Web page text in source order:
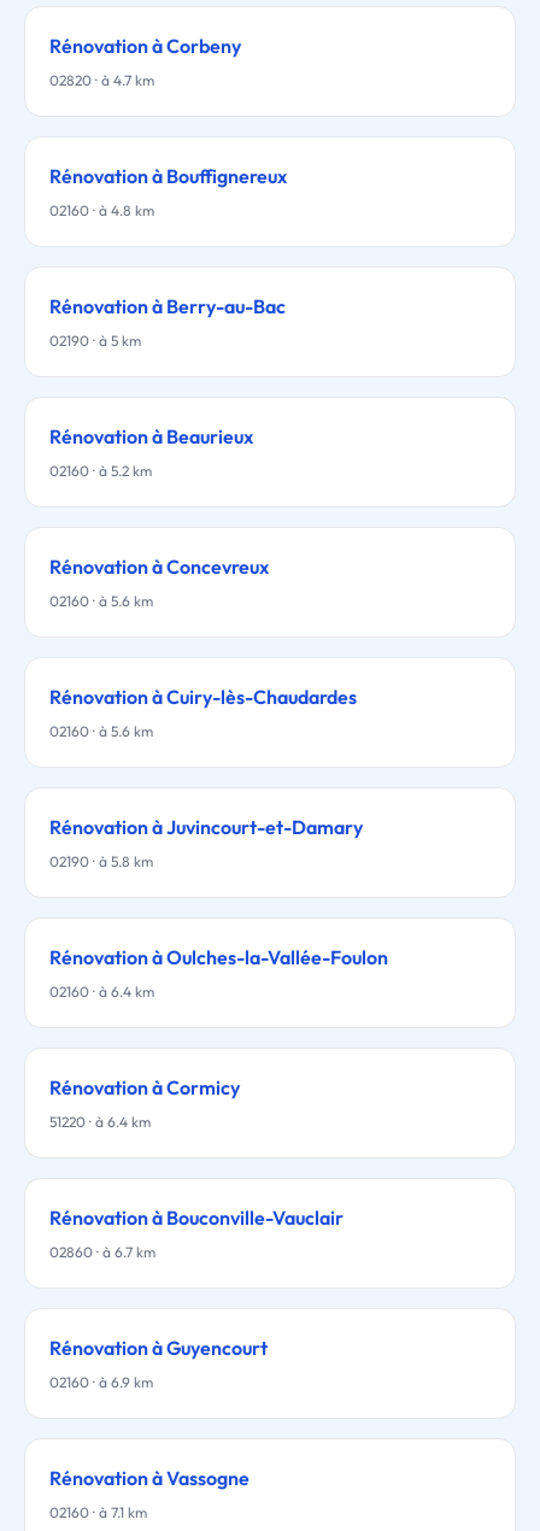
Rénovation à Corbeny
02820 · à 4.7 km
Rénovation à Bouffignereux
02160 · à 4.8 km
Rénovation à Berry-au-Bac
02190 · à 5 km
Rénovation à Beaurieux
02160 · à 5.2 km
Rénovation à Concevreux
02160 · à 5.6 km
Rénovation à Cuiry-lès-Chaudardes
02160 · à 5.6 km
Rénovation à Juvincourt-et-Damary
02190 · à 5.8 km
Rénovation à Oulches-la-Vallée-Foulon
02160 · à 6.4 km
Rénovation à Cormicy
51220 · à 6.4 km
Rénovation à Bouconville-Vauclair
02860 · à 6.7 km
Rénovation à Guyencourt
02160 · à 6.9 km
Rénovation à Vassogne
02160 · à 7.1 km